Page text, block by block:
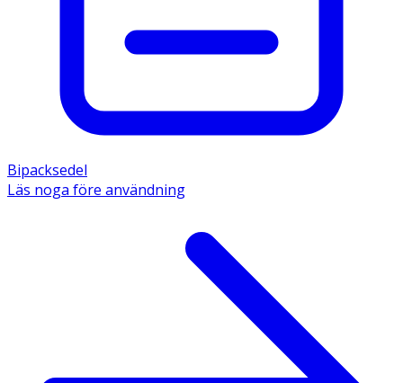
Bipacksedel
Läs noga före användning